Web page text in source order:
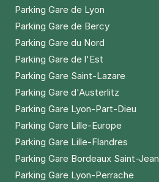
Parking Gare de Lyon
Parking Gare de Bercy
Parking Gare du Nord
Parking Gare de l'Est
Parking Gare Saint-Lazare
Parking Gare d'Austerlitz
Parking Gare Lyon-Part-Dieu
Parking Gare Lille-Europe
Parking Gare Lille-Flandres
Parking Gare Bordeaux Saint-Jean
Parking Gare Lyon-Perrache